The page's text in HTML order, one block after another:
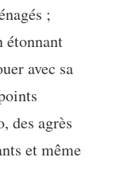
;
étonnant
avec sa
des agrès
et même